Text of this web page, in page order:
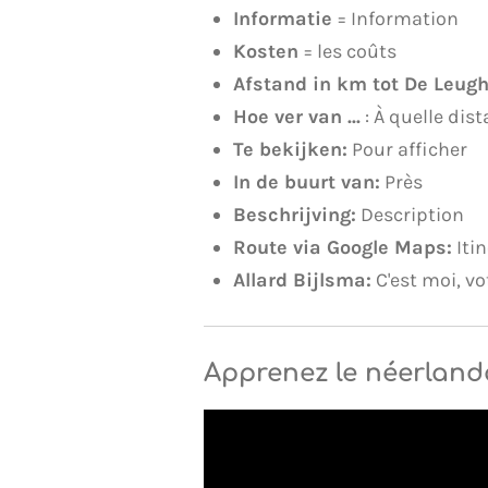
Informatie = Information
Kosten = les coûts
Afstand in km tot De
Hoe ver van ... : À quelle
Te bekijken: Pour afficher
In de buurt van: Près
Beschrijving: Description
Route via Google Maps:
Allard Bijlsma: C'est moi,
Apprenez le